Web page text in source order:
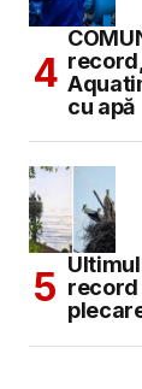
cu apă
record